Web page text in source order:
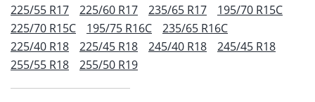
225/55 R17
225/60 R17 235/65 R17
195/70 R15C
225/70 R15C
195/75 R16C
235/65 R16C
225/40 R18
225/45 R18 245/40 R18
245/45 R18
255/55 R18
255/50 R19